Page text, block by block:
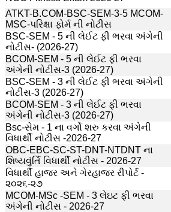
ATKT-B.COM-BSC-SEM-3-5 MCOM-
MSC-પરિક્ષા ફોર્મ ની નોટીસ
BSC-SEM - 5 ની લેઈટ ફી ભરવા અંગેની
નોટીસ- (2026-27)
BCOM-SEM - 5 ની લેઈટ ફી ભરવા
અંગેની નોટીસ-3 (2026-27)
BSC-SEM - 3 ની લેઈટ ફી ભરવા અંગેની
નોટીસ-3 (2026-27)
BCOM-SEM - 3 ની લેઈટ ફી ભરવા
અંગેની નોટીસ-3 (2026-27)
Bsc-સેમ - 1 ના વર્ગો શરુ કરવા અંગેની
વિધાર્થી નોટીસ -2026-27
OBC-EBC-SC-ST-DNT-NTDNT ના
શિષ્યવુંર્તિ વિધાર્થી નોટીસ - 2026-27
વિધાર્થી હાજર અને ગેરહાજર રીપોર્ટ -
૨૦૨૬-૨૭
MCOM-MSc -SEM - 3 લેઇટ ફી ભરવા
અંગેની નોટીસ - 2026-27